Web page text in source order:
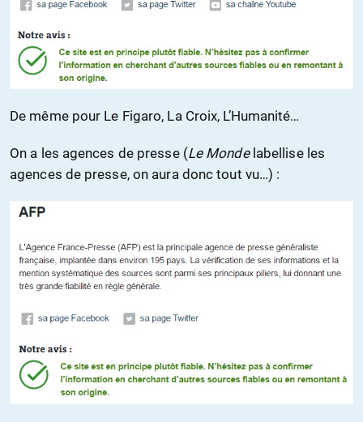
De même pour Le Figaro, La Croix, L’Humanité…
On a les agences de presse (Le Mondelabellise les
agences de presse, on aura donc tout vu…) :